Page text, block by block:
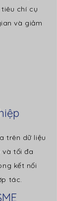
chí cụ
và giảm
trên dữ liệu
và tối đa
kết nối
tác.